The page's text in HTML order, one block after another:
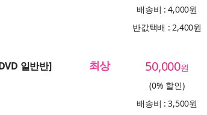
배송비 : 4,000원
반값택배 : 2,400원
일반반] 최상 50,000원
(0% 할인)
배송비 : 3,500원